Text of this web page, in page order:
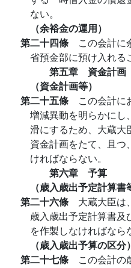
ない。
（余裕金の運用）
第二十四條 この会計に
省預金部に預け入れる
第五章 資金計画
（資金計画等）
第二十五條 この会計に
増減異動を明らかにし
滑にするため、大蔵大
資金計画をたて、且つ
ければならない。
第六章 予算
（歳入歳出予定計算書
第二十六條 大蔵大臣は
歳入歳出予定計算書
を作製しなければなら
（歳入歳出予算の区分）
第二十七條 この会計の